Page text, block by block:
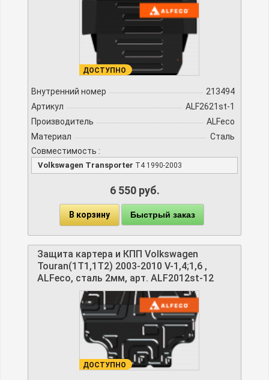
ДОСТУПНО
Внутренний номер
213494
Артикул
ALF2621st-1
Производитель
ALFeco
Материал
Сталь
Совместимость :
Volkswagen Transporter T4 1990-2003
6 550 руб.
В корзину Быстрый заказ
Защита картера и КПП Volkswagen
Touran(1T1,1T2) 2003-2010 V-1,4;1,6 ,
ALFeco, сталь 2мм, арт. ALF2012st-12
ДОСТУПНО